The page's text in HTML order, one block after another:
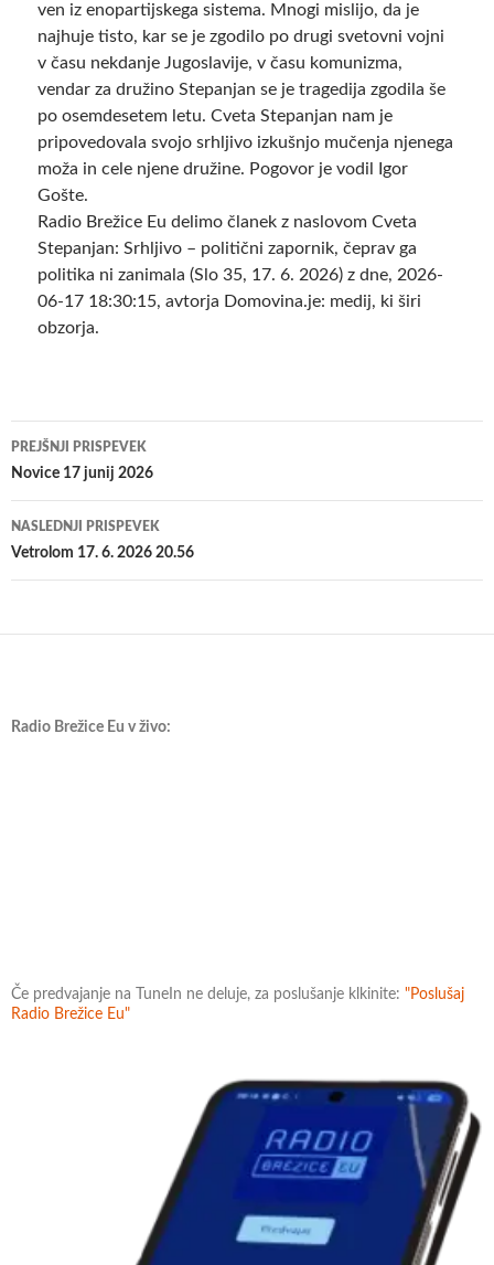
ven iz enopartijskega sistema. Mnogi mislijo, da je
najhuje tisto, kar se je zgodilo po drugi svetovni vojni
v času nekdanje Jugoslavije, v času komunizma,
vendar za družino Stepanjan se je tragedija zgodila še
po osemdesetem letu. Cveta Stepanjan nam je
pripovedovala svojo srhljivo izkušnjo mučenja njenega
moža in cele njene družine. Pogovor je vodil Igor
Gošte.
Radio Brežice Eu delimo članek z naslovom Cveta
Stepanjan: Srhljivo – politični zapornik, čeprav ga
politika ni zanimala (Slo 35, 17. 6. 2026) z dne, 2026-
06-17 18:30:15, avtorja Domovina.je: medij, ki širi
obzorja.
Krmarjenje
po
prispevkih
PREJŠNJI PRISPEVEK
Novice 17 junij 2026
NASLEDNJI PRISPEVEK
Vetrolom 17. 6. 2026 20.56
Radio Brežice Eu v živo:
Če predvajanje na TuneIn ne deluje, za poslušanje klkinite: "Poslušaj
Radio Brežice Eu"